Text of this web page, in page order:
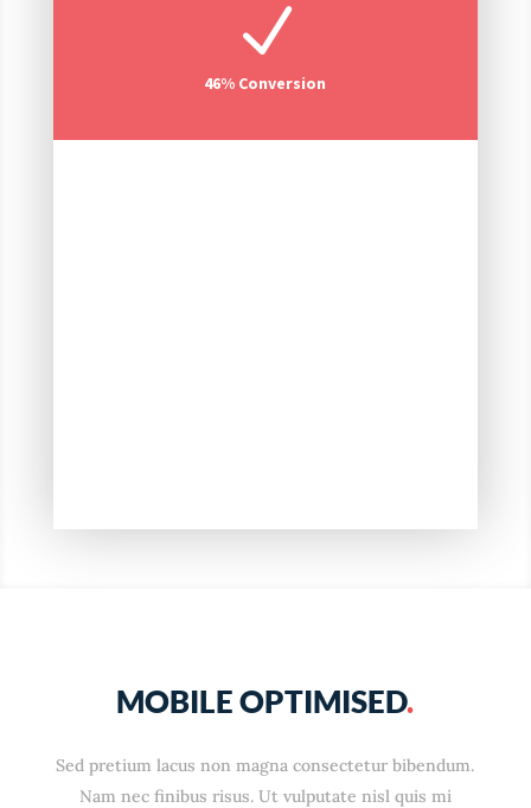
N
46% Conversion
MOBILE OPTIMISED.
Sed pretium lacus non magna consectetur bibendum.
Nam nec finibus risus. Ut vulputate nisl quis mi